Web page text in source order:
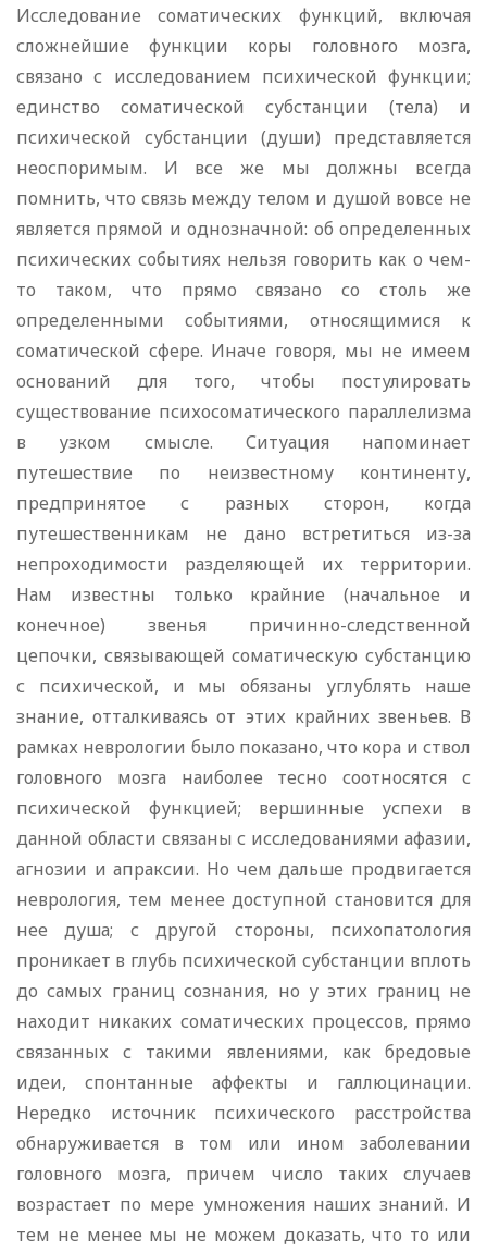
Исследование соматических функций, включая
сложнейшие функции коры головного мозга,
связано с исследованием психической функции;
единство соматической субстанции (тела) и
психической субстанции (души) представляется
неоспоримым. И все же мы должны всегда
помнить, что связь между телом и душой вовсе не
является прямой и однозначной: об определенных
психических событиях нельзя говорить как о чем-
то таком, что прямо связано со столь же
определенными событиями, относящимися к
соматической сфере. Иначе говоря, мы не имеем
оснований для того, чтобы постулировать
существование психосоматического параллелизма
в узком смысле. Ситуация напоминает
путешествие по неизвестному континенту,
предпринятое с разных сторон, когда
путешественникам не дано встретиться из-за
непроходимости разделяющей их территории.
Нам известны только крайние (начальное и
конечное) звенья причинно-следственной
цепочки, связывающей соматическую субстанцию
с психической, и мы обязаны углублять наше
знание, отталкиваясь от этих крайних звеньев. В
рамках неврологии было показано, что кора и ствол
головного мозга наиболее тесно соотносятся с
психической функцией; вершинные успехи в
данной области связаны с исследованиями афазии,
агнозии и апраксии. Но чем дальше продвигается
неврология, тем менее доступной становится для
нее душа; с другой стороны, психопатология
проникает в глубь психической субстанции вплоть
до самых границ сознания, но у этих границ не
находит никаких соматических процессов, прямо
связанных с такими явлениями, как бредовые
идеи, спонтанные аффекты и галлюцинации.
Нередко источник психического расстройства
обнаруживается в том или ином заболевании
головного мозга, причем число таких случаев
возрастает по мере умножения наших знаний. И
тем не менее мы не можем доказать, что то или